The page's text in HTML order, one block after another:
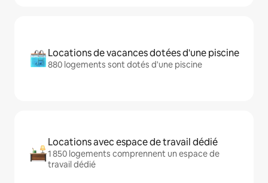
Locations de vacances dotées d'une piscine
880 logements sont dotés d'une piscine
Locations avec espace de travail dédié
1 850 logements comprennent un espace de
travail dédié